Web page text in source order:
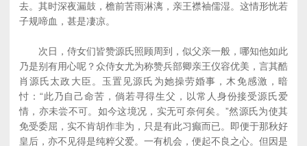
去。其时深夜漏鼓，檐前苦雨淋漓，亲王襟袖儒湿。这情形恍若
子规啼血，甚是凄凉。
次日，侍女们皆赞源氏照顾周到，似父亲一般，哪知他如此
乃是别有用心呢？众侍女尤为称赞兵部卿亲王仪容优美，言其酷
肖源氏太政大臣。玉置见源氏为她操劳婚事，木免感激，暗
忖：“此乃自己命苦，倘若寻得生父，以常人身份接受源氏爱
情，亦未尝不可。如今这境况，实无可奈何矣。”然源氏为使其
免受委屈，实不肯胡作非为，只是有此习癫而已。即便于那秋好
皇后，亦不见得是纯粹父爱。一有机会，便起不良之心。但因是